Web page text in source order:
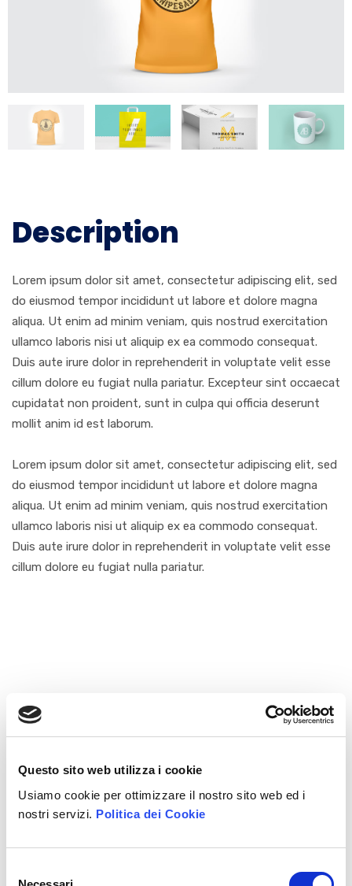
Questo sito web utilizza i cookie
Usiamo cookie per ottimizzare il nostro sito web ed i
nostri servizi. Politica dei Cookie
Description
Lorem ipsum dolor sit amet, consectetur adipiscing elit, sed
do eiusmod tempor incididunt ut labore et dolore magna
aliqua. Ut enim ad minim veniam, quis nostrud exercitation
ullamco laboris nisi ut aliquip ex ea commodo consequat.
Duis aute irure dolor in reprehenderit in voluptate velit esse
cillum dolore eu fugiat nulla pariatur. Excepteur sint occaecat
cupidatat non proident, sunt in culpa qui officia deserunt
mollit anim id est laborum.
Lorem ipsum dolor sit amet, consectetur adipiscing elit, sed
do eiusmod tempor incididunt ut labore et dolore magna
aliqua. Ut enim ad minim veniam, quis nostrud exercitation
ullamco laboris nisi ut aliquip ex ea commodo consequat.
Duis aute irure dolor in reprehenderit in voluptate velit esse
cillum dolore eu fugiat nulla pariatur.